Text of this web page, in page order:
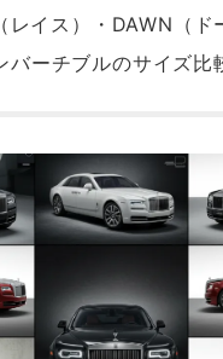
レイス）・DAWN（ド
バーチブルのサイズ比